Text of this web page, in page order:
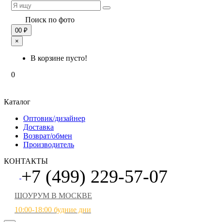
Поиск по фото
00 ₽
×
В корзине пусто!
0
Каталог
Оптовик/дизайнер
Доставка
Возврат/обмен
Производитель
КОНТАКТЫ
+7 (499) 229-57-07
ШОУРУМ В МОСКВЕ
10:00-18:00 будние дни